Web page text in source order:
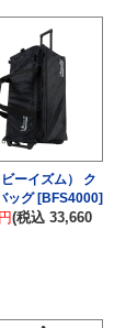
ーイズム） ク
ッグ [BFS4000]
(税込 33,660